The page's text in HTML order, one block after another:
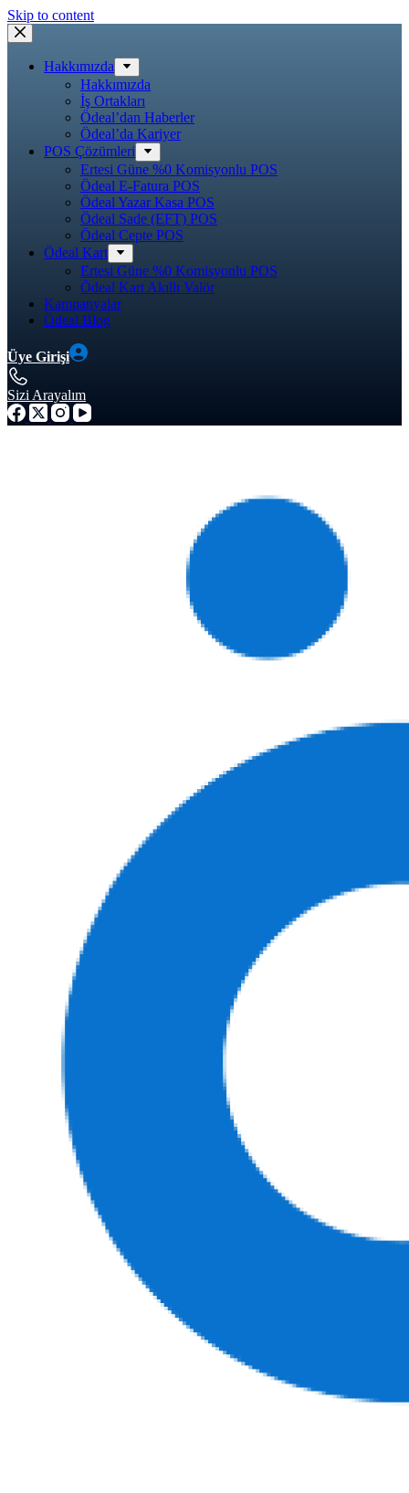
Skip to content
Hakkımızda
Hakkımızda
İş Ortakları
Ödeal’dan Haberler
Ödeal’da Kariyer
POS Çözümleri
Ertesi Güne %0 Komisyonlu POS
Ödeal E-Fatura POS
Ödeal Yazar Kasa POS
Ödeal Sade (EFT) POS
Ödeal Cepte POS
Ödeal Kart
Ertesi Güne %0 Komisyonlu POS
Ödeal Kart Akıllı Valör
Kampanyalar
Ödeal Blog
Üye Girişi
Sizi Arayalım